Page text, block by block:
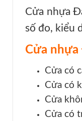
Cửa nhựa
số đo, kiểu
Cửa nhựa
Cửa có
Cửa có
Cửa
Cửa có